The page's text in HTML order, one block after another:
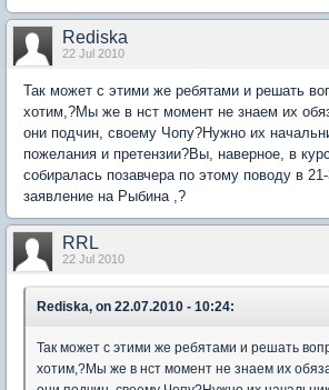
Rediska
22 Jul 2010
Так может с этими же ребятами и решать
хотим,?Мы же в нст момент не знаем их
они подчин, своему Чопу?Нужно их
пожелания и претензии?Вы, наверное, в
собиралась позавчера по этому поводу в
заявление на Рыбина ,?
RRL
22 Jul 2010
Rediska, on 22.07.2010 - 10:24:
Так может с этими же ребятами и решать
хотим,?Мы же в нст момент не знаем их